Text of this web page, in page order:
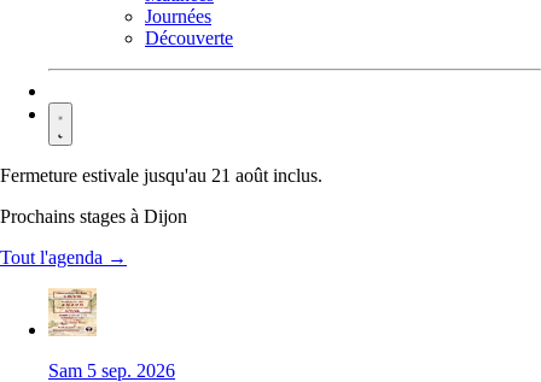
Journées
Découverte
Fermeture estivale jusqu'au 21 août inclus.
Prochains stages à Dijon
Tout l'agenda →
Sam 5 sep. 2026